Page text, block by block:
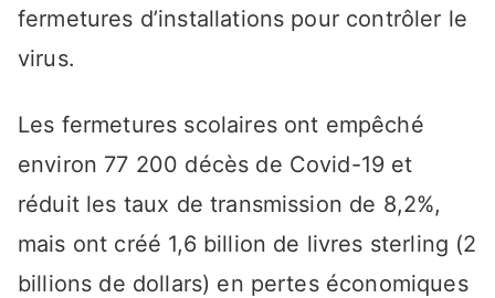
fermetures d’installations pour contrôler le
virus.
Les fermetures scolaires ont empêché
environ 77 200 décès de Covid-19 et
réduit les taux de transmission de 8,2%,
mais ont créé 1,6 billion de livres sterling (2
billions de dollars) en pertes économiques